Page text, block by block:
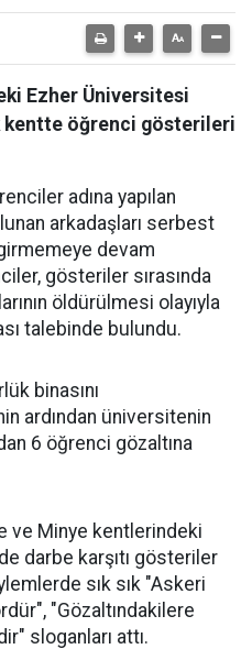
Ezher Üniversitesi
kentte öğrenci gösterileri
adına yapılan
arkadaşları serbest
devam
gösteriler sırasında
öldürülmesi olayıyla
talebinde bulundu.
binasını
ardından üniversitenin
6 öğrenci gözaltına
ve Minye kentlerindeki
darbe karşıtı gösteriler
sık sık "Askeri
"Gözaltındakilere
sloganları attı.